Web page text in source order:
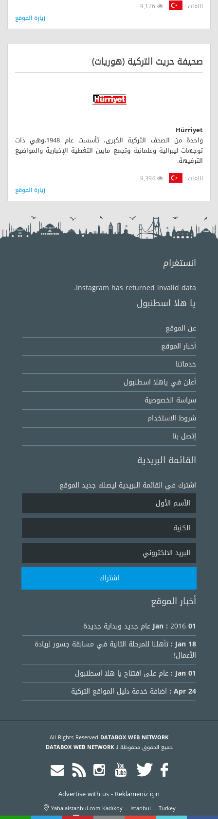
اللغات :
زيارة الموقع
صحيفة حريت التركية (هوريات)
Hürriyet
واحدة من الصحف التركية الكبرى، تأسست عام 1948،وهي ذات
توجهات ليبرالية وعلمانية وتجمع مابين التغطية الإخبارية والمواضيع
الترفيهة.
اللغات :
زيارة الموقع
انستغرام
Instagram has returned invalid data.
يا هلا اسطنبول
عن الموقع
أخبار الموقع
خدماتنا
أعلن في ياهلا اسطنبول
سياسة الخصوصية
شروط الاستخدام
إتصل بنا
القائمة البريدية
اشترك في القائمة البريدية ليصلك جديد الموقع
أخبار الموقع
01 Jan :2016 عام جديد وبداية جديدة
18 Jan :
تأهلنا للمرحلة الثانية في مسابقة جسور لريادة
الأعمال!
01 Jan :
عام على افتتاح يا هلا اسطنبول
24 Apr :
اضافة خدمة دليل المواقع التركية
All Rights Reserved DATABOX WEB NETWORK
جميع الحقوق محفوظة لـDATABOX WEB NETWORK
Advertise with us- Reklameniz için
YahalaIstanbul.com Kadıkoy -- Istanbul -- Turkey